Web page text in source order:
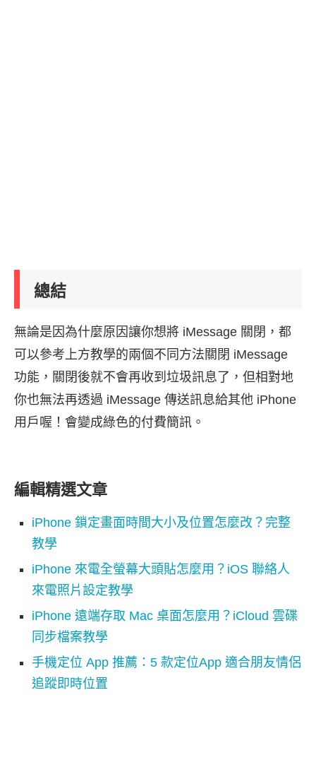
總結
無論是因為什麼原因讓你想將 iMessage 關閉，都
可以參考上方教學的兩個不同方法關閉 iMessage
功能，關閉後就不會再收到垃圾訊息了，但相對地
你也無法再透過 iMessage 傳送訊息給其他 iPhone
用戶喔！會變成綠色的付費簡訊。
編輯精選文章
iPhone 鎖定畫面時間大小及位置怎麼改？完整
教學
iPhone 來電全螢幕大頭貼怎麼用？iOS 聯絡人
來電照片設定教學
iPhone 遠端存取 Mac 桌面怎麼用？iCloud 雲碟
同步檔案教學
手機定位 App 推薦：5 款定位App 適合朋友情侶
追蹤即時位置